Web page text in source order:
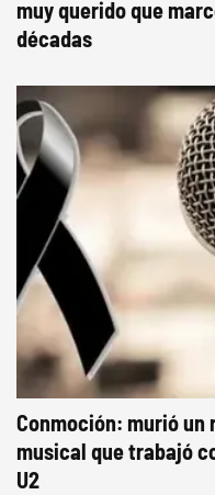
muy querido que
décadas
Conmoción: murió
musical que trabajó
U2